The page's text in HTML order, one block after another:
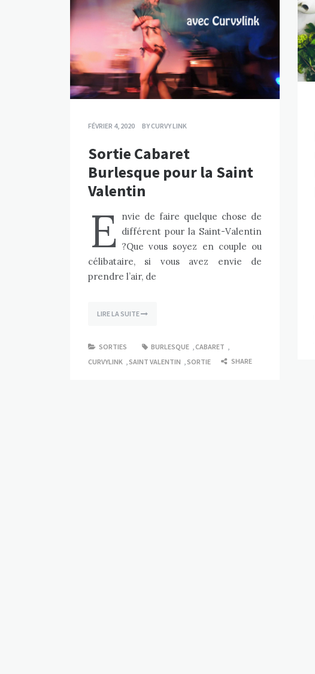
FÉVRIER 4, 2020 BYCURVY LINK
Sortie Cabaret
Burlesque pour la Saint
Valentin
E nvie de faire quelque chose de
différent pour la Saint-Valentin
?Que vous soyez en couple ou
célibataire, si vous avez envie de
prendre l’air, de
LIRE LA SUITE
SORTIES BURLESQUE ,CABARET ,
CURVYLINK ,SAINT VALENTIN ,SORTIE SHARE